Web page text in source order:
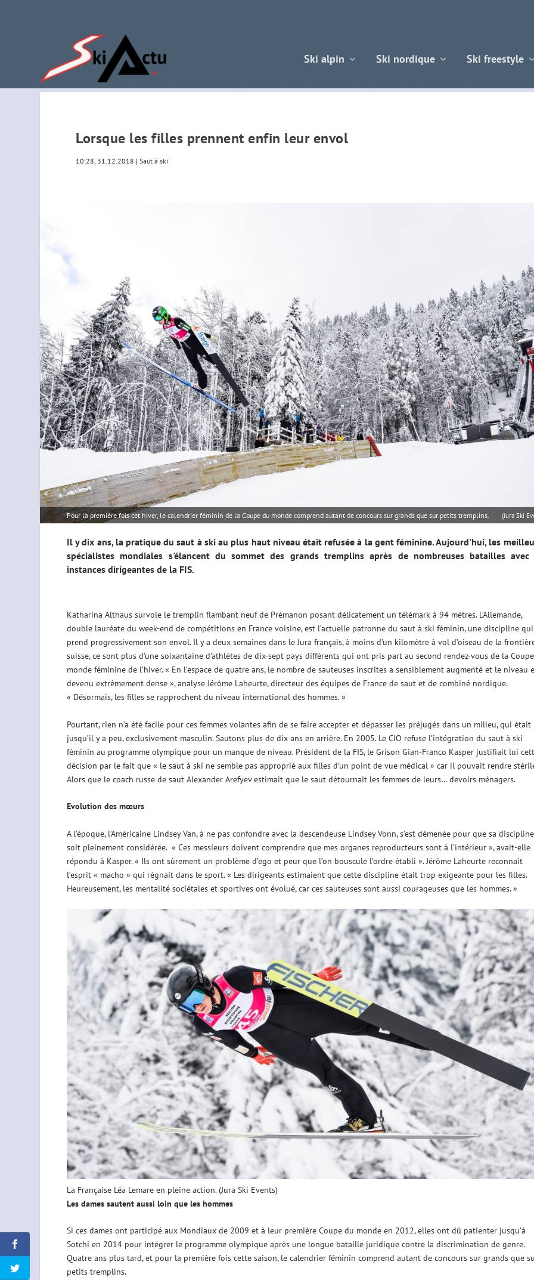
Ski alpin Ski nordique Ski freestyle
Lorsque les filles prennent enfin leur envol
10:28, 31.12.2018 |Saut à ski
Pour la première fois cet hiver, le calendrier féminin de la Coupe du monde comprend autant de concours sur grands que sur petits tremplins. (Jura Ski
Il y dix ans, la pratique du saut à ski au plus haut niveau était refusée à la gent féminine. Aujourd'hui, les
spécialistes mondiales s'élancent du sommet des grands tremplins après de nombreuses batailles avec
instances dirigeantes de la FIS.
Katharina Althaus survole le tremplin flambant neuf de Prémanon posant délicatement un télémark à 94 mètres. L’Allemande,
double lauréate du week-end de compétitions en France voisine, est l’actuelle patronne du saut à ski féminin, une discipline qui
prend progressivement son envol. Il y a deux semaines dans le Jura français, à moins d’un kilomètre à vol d’oiseau de la
suisse, ce sont plus d’une soixantaine d’athlètes de dix-sept pays différents qui ont pris part au second rendez-vous de la
monde féminine de l’hiver. « En l’espace de quatre ans, le nombre de sauteuses inscrites a sensiblement augmenté et le niveau
devenu extrêmement dense », analyse Jérôme Laheurte, directeur des équipes de France de saut et de combiné nordique.
« Désormais, les filles se rapprochent du niveau international des hommes. »
Pourtant, rien n’a été facile pour ces femmes volantes afin de se faire accepter et dépasser les préjugés dans un milieu, qui était
jusqu’il y a peu, exclusivement masculin. Sautons plus de dix ans en arrière. En 2005. Le CIO refuse l’intégration du saut à ski
féminin au programme olympique pour un manque de niveau. Président de la FIS, le Grison Gian-Franco Kasper justifiait lui
décision par le fait que « le saut à ski ne semble pas approprié aux filles d’un point de vue médical » car il pouvait rendre
Alors que le coach russe de saut Alexander Arefyev estimait que le saut détournait les femmes de leurs… devoirs ménagers.
Evolution des mœurs
A l’époque, l’Américaine Lindsey Van, à ne pas confondre avec la descendeuse Lindsey Vonn, s’est démenée pour que sa discipline
soit pleinement considérée. « Ces messieurs doivent comprendre que mes organes reproducteurs sont à l’intérieur », avait-elle
répondu à Kasper. « Ils ont sûrement un problème d’ego et peur que l’on bouscule l’ordre établi ». Jérôme Laheurte reconnaît
l’esprit « macho » qui régnait dans le sport. « Les dirigeants estimaient que cette discipline était trop exigeante pour les filles.
Heureusement, les mentalité sociétales et sportives ont évolué, car ces sauteuses sont aussi courageuses que les hommes. »
La Française Léa Lemare en pleine action. (Jura Ski Events)
Les dames sautent aussi loin que les hommes
Si ces dames ont participé aux Mondiaux de 2009 et à leur première Coupe du monde en 2012, elles ont dû patienter jusqu’à
Sotchi en 2014 pour intégrer le programme olympique après une longue bataille juridique contre la discrimination de genre.
Quatre ans plus tard, et pour la première fois cette saison, le calendrier féminin comprend autant de concours sur grands que
petits tremplins.